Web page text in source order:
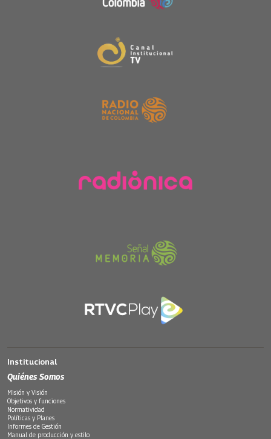
Institucional
Quiénes Somos
Misión y Visión
Objetivos y funciones
Normatividad
Políticas y Planes
Informes de Gestión
Manual de producción y estilo